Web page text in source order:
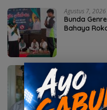
Agustus 7, 2026
Bunda
Bahaya
Sekda
Diperiksa